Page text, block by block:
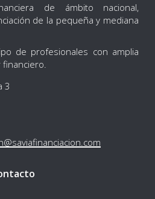
de ámbito nacional,
de la pequeña y mediana
de profesionales con amplia
3